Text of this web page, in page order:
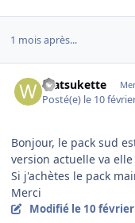
1 mois après...
Watsukette
Posté(e) le 10
Bonjour, le pack sud
version actuelle va
Si j'achètes le pack
Merci
Modifié le 10 février